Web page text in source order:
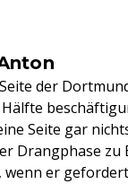
der
Seite gar
Drangphase zu
wenn er